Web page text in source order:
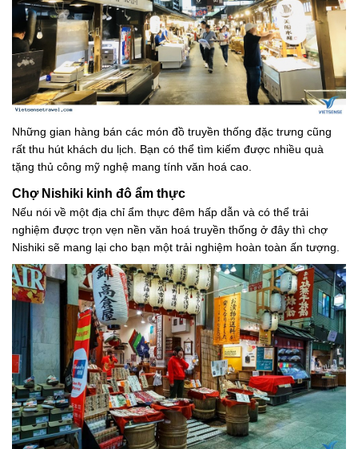
Những gian hàng bán các món đồ truyền thống đặc trưng cũng
rất thu hút khách du lịch. Bạn có thể tìm kiếm được nhiều quà
tặng thủ công mỹ nghệ mang tính văn hoá cao.
Chợ Nishiki kinh đô ẩm thực
Nếu nói về một địa chỉ ẩm thực đêm hấp dẫn và có thể trải
nghiệm được trọn vẹn nền văn hoá truyền thống ở đây thì chợ
Nishiki sẽ mang lại cho bạn một trải nghiệm hoàn toàn ấn tượng.